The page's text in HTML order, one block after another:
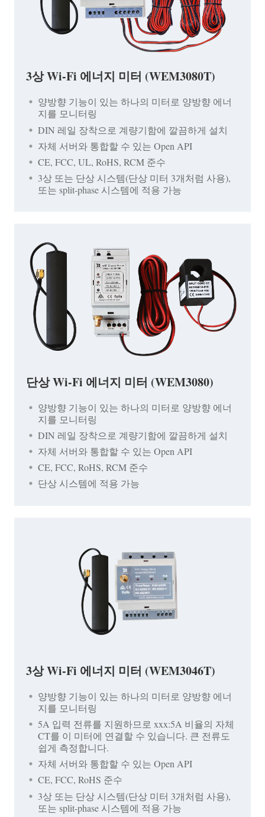
3상 Wi-Fi 에너지 미터 (WEM3080T)
양방향 기능이 있는 하나의 미터로 양방향 에너
지를 모니터링
DIN 레일 장착으로 계량기함에 깔끔하게 설치
자체 서버와 통합할 수 있는 Open API
CE, FCC, UL, RoHS, RCM 준수
3상 또는 단상 시스템(단상 미터 3개처럼 사용),
또는 split-phase 시스템에 적용 가능
단상 Wi-Fi 에너지 미터 (WEM3080)
양방향 기능이 있는 하나의 미터로 양방향 에너
지를 모니터링
DIN 레일 장착으로 계량기함에 깔끔하게 설치
자체 서버와 통합할 수 있는 Open API
CE, FCC, RoHS, RCM 준수
단상 시스템에 적용 가능
3상 Wi-Fi 에너지 미터 (WEM3046T)
양방향 기능이 있는 하나의 미터로 양방향 에너
지를 모니터링
5A 입력 전류를 지원하므로 xxx:5A 비율의 자체
CT를 이 미터에 연결할 수 있습니다. 큰 전류도
쉽게 측정합니다.
자체 서버와 통합할 수 있는 Open API
CE, FCC, RoHS 준수
3상 또는 단상 시스템(단상 미터 3개처럼 사용),
또는 split-phase 시스템에 적용 가능